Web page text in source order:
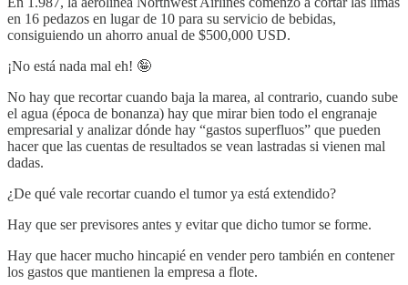
en 16 pedazos en lugar de 10 para su servicio de bebidas,
consiguiendo un ahorro anual de $500,000 USD.
¡No está nada mal eh! 🤪
No hay que recortar cuando baja la marea, al contrario, cuando sube
el agua (época de bonanza) hay que mirar bien todo el engranaje
empresarial y analizar dónde hay “gastos superfluos” que pueden
hacer que las cuentas de resultados se vean lastradas si vienen mal
dadas.
¿De qué vale recortar cuando el tumor ya está extendido?
Hay que ser previsores antes y evitar que dicho tumor se forme.
Hay que hacer mucho hincapié en vender pero también en contener
los gastos que mantienen la empresa a flote.